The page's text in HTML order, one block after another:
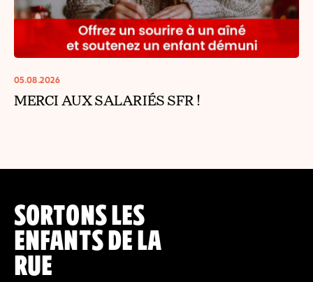
05.08.2026
MERCI AUX SALARIÉS SFR !
SORTONS LES
ENFANTS DE LA
RUE